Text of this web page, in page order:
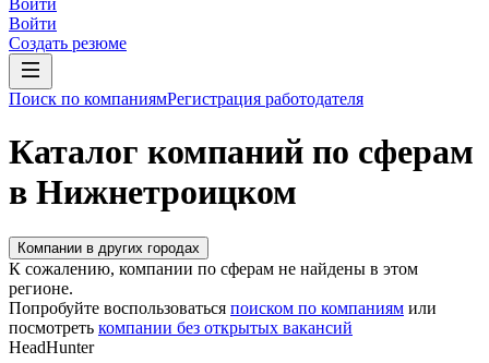
Войти
Войти
Создать резюме
Поиск по компаниямРегистрация работодателя
Каталог компаний по сферам
в Нижнетроицком
Компании в других городах
К сожалению, компании по сферам не найдены в этом
регионе.
Попробуйте воспользоваться поиском по компаниям или
посмотреть компании без открытых вакансий
HeadHunter